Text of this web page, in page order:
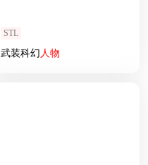
STL
武装科幻 人物